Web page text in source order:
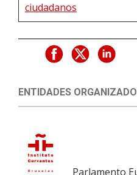
ciudadanos
ENTIDADES
Parlamento